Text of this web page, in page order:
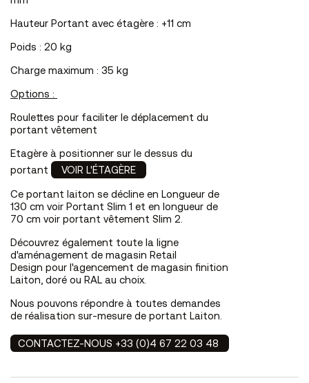
Hauteur Portant avec étagère : +11 cm
Poids : 20 kg
Charge maximum : 35 kg
Options :
Roulettes pour faciliter le déplacement du
portant vêtement
Etagère à positionner sur le dessus du
portant
VOIR L'ÉTAGÈRE
Ce portant laiton se décline en Longueur de
130 cm voir Portant Slim 1 et en longueur de
70 cm voir portant vêtement Slim 2.
Découvrez également toute la ligne
d'aménagement de magasin Retail
Design pour l'agencement de magasin finition
Laiton, doré ou RAL au choix.
Nous pouvons répondre à toutes demandes
de réalisation sur-mesure de portant Laiton.
CONTACTEZ-NOUS +33 (0)4 67 22 03 48